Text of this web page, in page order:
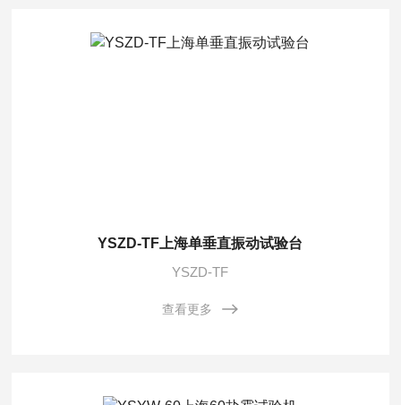
YSZD-TF上海单垂直振动试验台
YSZD-TF
查看更多